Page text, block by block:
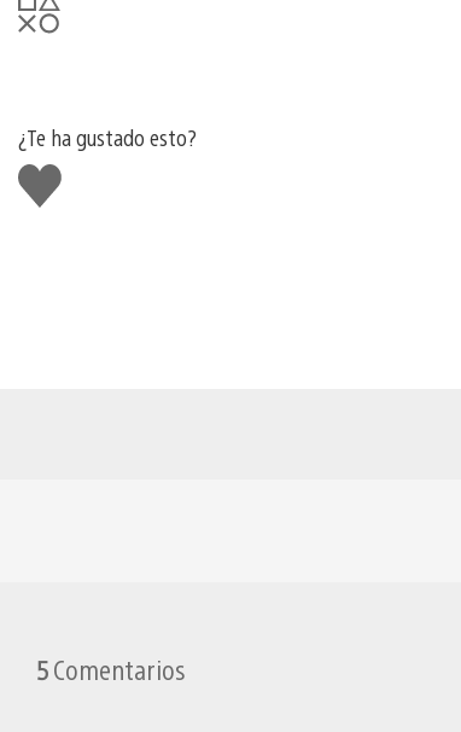
¿Te ha gustado esto?
Me
gusta
esto
5Comentarios